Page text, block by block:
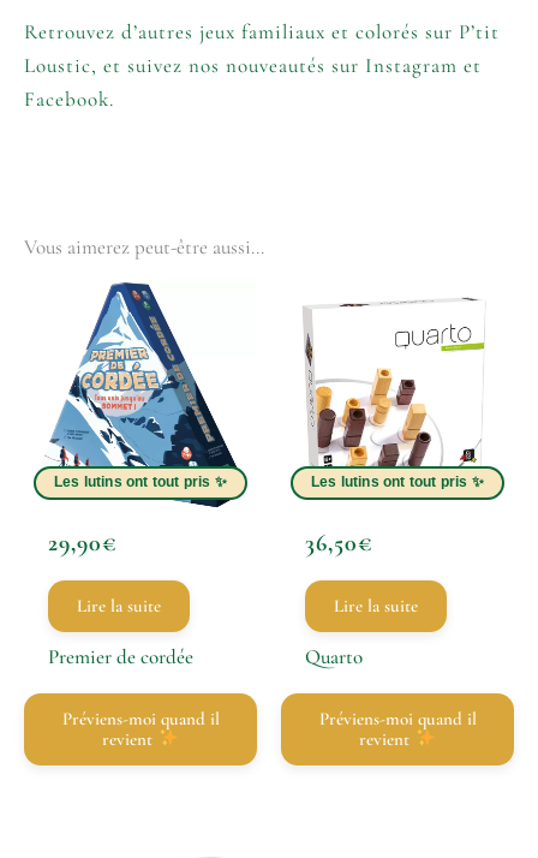
Retrouvez d’autres jeux familiaux et colorés sur P’tit
Loustic, et suivez nos nouveautés sur Instagram et
Facebook.
Vous aimerez peut-être aussi…
29,90€
Lire la suite
Premier de cordée
Préviens-moi quand il
revient
36,50€
Lire la suite
Quarto
Préviens-moi quand il
revient